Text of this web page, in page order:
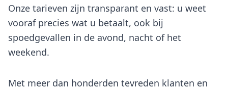
Onze tarieven zijn transparant en vast: u weet
vooraf precies wat u betaalt, ook bij
spoedgevallen in de avond, nacht of het
weekend.
Met meer dan honderden tevreden klanten en